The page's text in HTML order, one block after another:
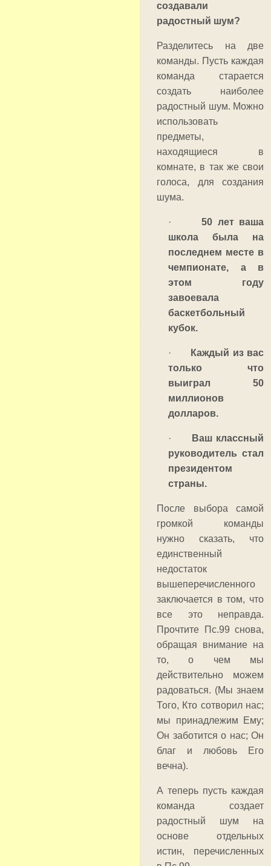
создавали
радостный шум?
Разделитесь на две
команды. Пусть каждая
команда старается
создать наиболее
радостный шум. Можно
использовать
предметы,
находящиеся в
комнате, в так же свои
голоса, для создания
шума.
·50 лет ваша
школа была на
последнем месте в
чемпионате, а в
этом году
завоевала
баскетбольный
кубок.
·
Каждый из вас
только что
выиграл 50
миллионов
долларов.
·
Ваш классный
руководитель стал
президентом
страны.
После выбора самой
громкой команды
нужно сказать, что
единственный
недостаток
вышеперечисленного
заключается в том, что
все это неправда.
Прочтите Пс.99 снова,
обращая внимание на
то, о чем мы
действительно можем
радоваться. (Мы знаем
Того, Кто сотворил нас;
мы принадлежим Ему;
Он заботится о нас; Он
благ и любовь Его
вечна).
А теперь пусть каждая
команда создает
радостный шум на
основе отдельных
истин, перечисленных